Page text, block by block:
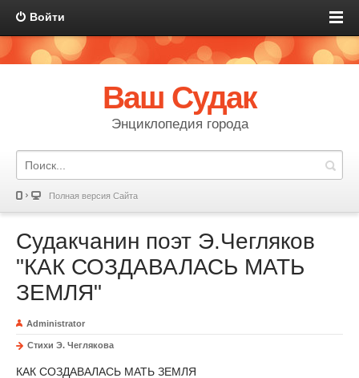
Войти
Ваш Судак
Энциклопедия города
Полная версия Сайта
Судакчанин поэт Э.Чегляков
"КАК СОЗДАВАЛАСЬ МАТЬ
ЗЕМЛЯ"
Administrator
Стихи Э. Чеглякова
КАК СОЗДАВАЛАСЬ МАТЬ ЗЕМЛЯ